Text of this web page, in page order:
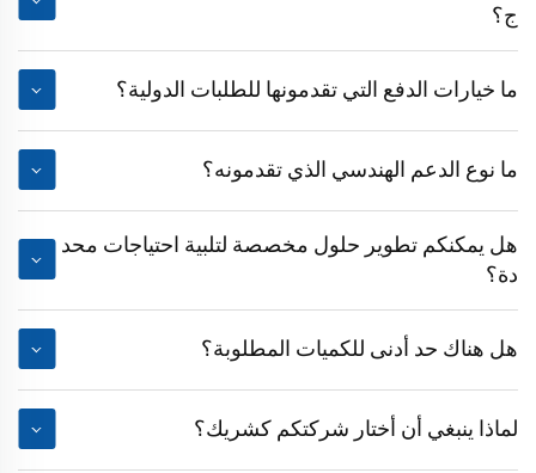
ج؟
ما خيارات الدفع التي تقدمونها للطلبات الدولية؟
ما نوع الدعم الهندسي الذي تقدمونه؟
هل يمكنكم تطوير حلول مخصصة لتلبية احتياجات محد
دة؟
هل هناك حد أدنى للكميات المطلوبة؟
لماذا ينبغي أن أختار شركتكم كشريك؟